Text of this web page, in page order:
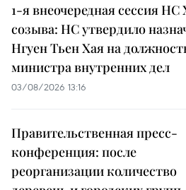
1-я внеочередная сессия НС
созыва: НС утвердило
Нгуен Тьен Хая на
министра внутренних дел
03/08/2026 13:16
Правительственная пресс-
конференция: после
реорганизации количество